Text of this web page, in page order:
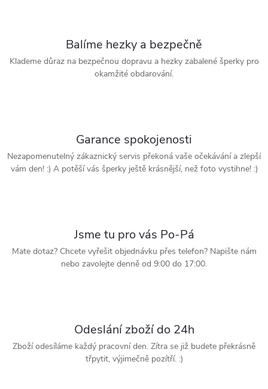
Balíme hezky a bezpečně
Klademe důraz na bezpečnou dopravu a hezky zabalené šperky pro
okamžité obdarování.
Garance spokojenosti
Nezapomenutelný zákaznický servis překoná vaše očekávání a zlepší
vám den! :) A potěší vás šperky ještě krásnější, než foto vystihne! :)
Jsme tu pro vás Po-Pá
Mate dotaz? Chcete vyřešit objednávku přes telefon? Napište nám
nebo zavolejte denně od 9:00 do 17:00.
Odeslání zboží do 24h
Zboží odesíláme každý pracovní den. Zítra se již budete překrásně
třpytit, výjimečně pozítří. :)